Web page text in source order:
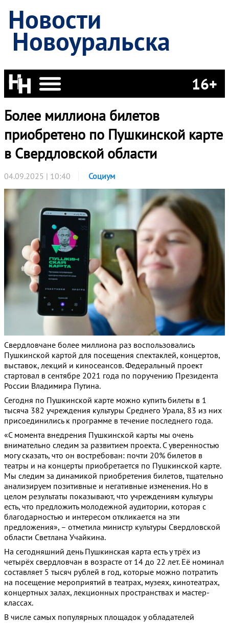
Новости
Новоуральска
16+
Более миллиона билетов
приобретено по Пушкинской карте
в Свердловской области
04.09.2025 | 10:40 Социум
Свердловчане более миллиона раз воспользовались
Пушкинской картой для посещения спектаклей, концертов,
выставок, лекций и киносеансов. Федеральный проект
стартовал в сентябре 2021 года по поручению Президента
России Владимира Путина.
Сегодня по Пушкинской карте можно купить билеты в 1
тысяча 382 учреждения культуры Среднего Урала, 83 из них
присоединились к программе в течение последнего года.
«С момента внедрения Пушкинской карты мы очень
внимательно следим за развитием проекта. С уверенностью
могу сказать, что он востребован: почти 20% билетов в
театры и на концерты приобретается по Пушкинской карте.
Мы следим за динамикой приобретения билетов, тщательно
анализируем позитивные и негативные изменения. Но в
целом результаты показывают, что учреждениям культуры
есть, что предложить молодежной аудитории, которая с
благодарностью и интересом откликается на эти
предложения», – отметила министр культуры Свердловской
области Светлана Учайкина.
На сегодняшний день Пушкинская карта есть у трёх из
четырёх свердловчан в возрасте от 14 до 22 лет. Её номинал
составляет 5 тысяч рублей в год, которые можно потратить
на посещение мероприятий в театрах, музеях, кинотеатрах,
концертных залах, лекционных пространствах и мастер-
классах.
В числе самых популярных площадок у обладателей